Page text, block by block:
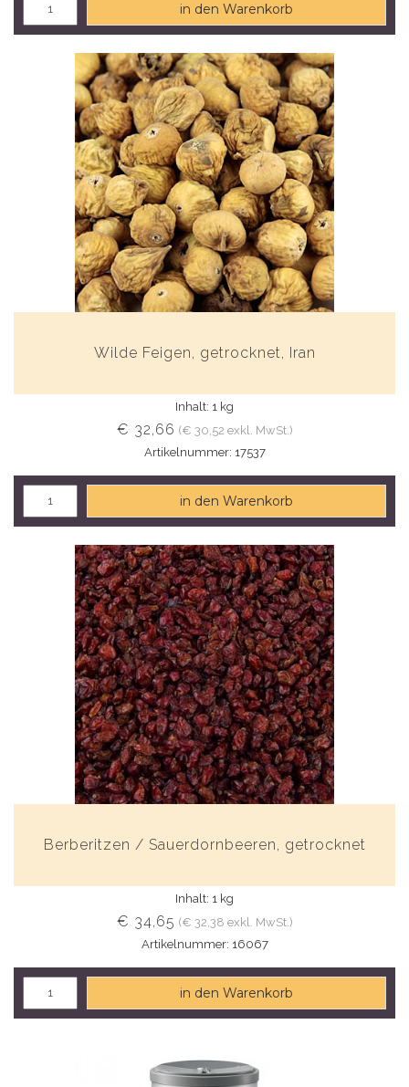
in den Warenkorb
Wilde Feigen, getrocknet, Iran
Inhalt: 1 kg
€ 32,66 (€ 30,52 exkl. MwSt.)
Artikelnummer: 17537
in den Warenkorb
Berberitzen / Sauerdornbeeren, getrocknet
Inhalt: 1 kg
€ 34,65 (€ 32,38 exkl. MwSt.)
Artikelnummer: 16067
in den Warenkorb